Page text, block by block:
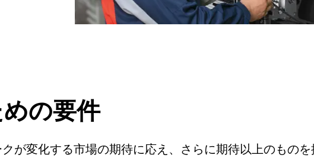
の要件
が変化する市場の期待に応え、さらに期待以上のもの